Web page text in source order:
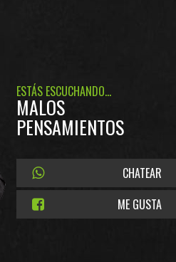
ESTÁS ESCUCHANDO...
MALOS
PENSAMIENTOS
CHATEAR
ME GUSTA